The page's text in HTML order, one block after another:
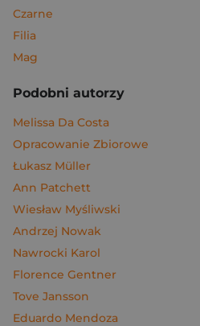
Czarne
Filia
Mag
Podobni autorzy
Melissa Da Costa
Opracowanie Zbiorowe
Łukasz Müller
Ann Patchett
Wiesław Myśliwski
Andrzej Nowak
Nawrocki Karol
Florence Gentner
Tove Jansson
Eduardo Mendoza